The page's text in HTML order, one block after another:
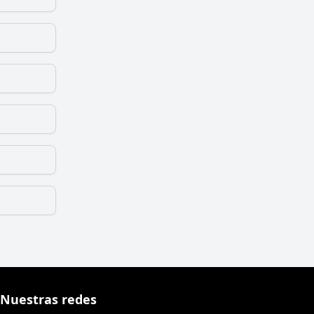
Nuestras redes